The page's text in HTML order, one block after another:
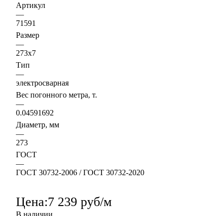
Артикул
—
71591
Размер
—
273х7
Тип
—
электросварная
Вес погонного метра, т.
—
0.04591692
Диаметр, мм
—
273
ГОСТ
—
ГОСТ 30732-2006 / ГОСТ 30732-2020
Цена:7 239 руб/м
В наличии